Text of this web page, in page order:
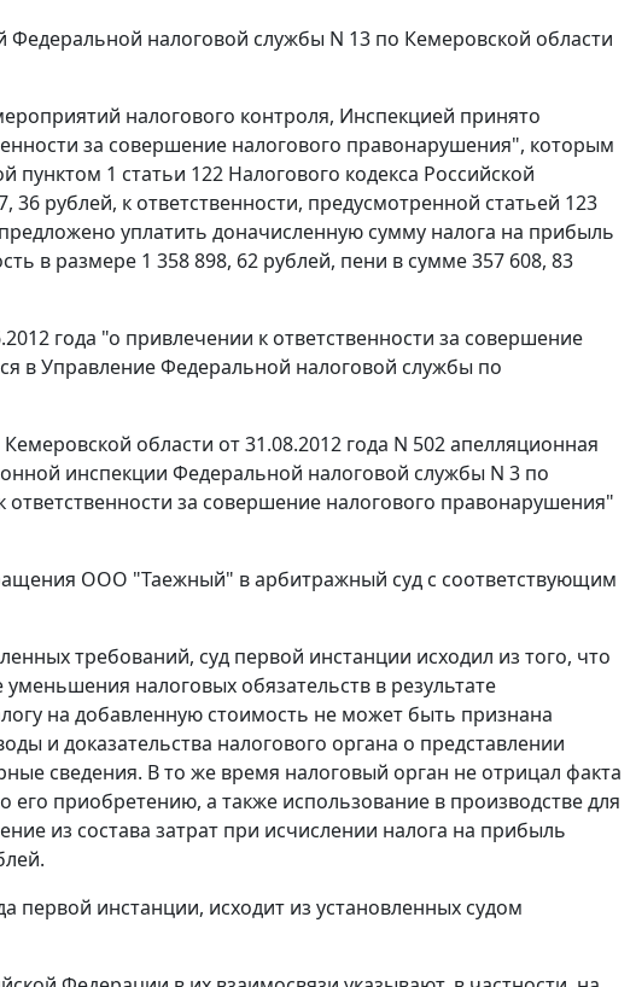
налоговой службы N 13 по Кемеровской области
налогового контроля, Инспекцией принято
за совершение налогового правонарушения", которым
пунктом 1 статьи 122 Налогового кодекса Российской
рублей, к ответственности, предусмотренной статьей 123
уплатить доначисленную сумму налога на прибыль
в размере 1 358 898, 62 рублей, пени в сумме 357 608, 83
года "о привлечении к ответственности за совершение
в Управление Федеральной налоговой службы по
области от 31.08.2012 года N 502 апелляционная
инспекции Федеральной налоговой службы N 3 по
за совершение налогового правонарушения"
ООО "Таежный" в арбитражный суд с соответствующим
требований, суд первой инстанции исходил из того, что
налоговых обязательств в результате
на добавленную стоимость не может быть признана
и доказательства налогового органа о представлении
сведения. В то же время налоговый орган не отрицал факта
приобретению, а также использование в производстве для
из состава затрат при исчислении налога на прибыль
первой инстанции, исходит из установленных судом